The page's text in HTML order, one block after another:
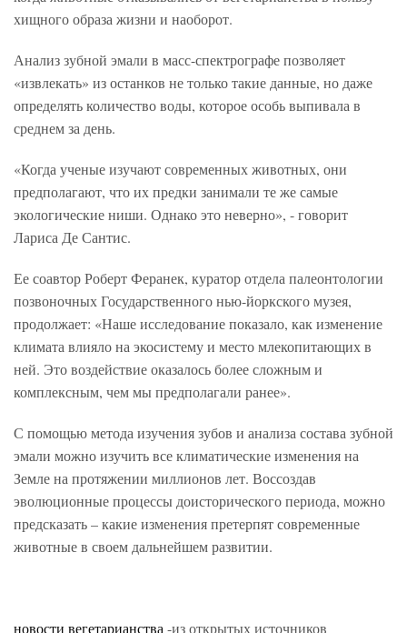
хищного образа жизни и наоборот.
Анализ зубной эмали в масс-спектрографе позволяет
«извлекать» из останков не только такие данные, но даже
определять количество воды, которое особь выпивала в
среднем за день.
«Когда ученые изучают современных животных, они
предполагают, что их предки занимали те же самые
экологические ниши. Однако это неверно», - говорит
Лариса Де Сантис.
Ее соавтор Роберт Феранек, куратор отдела палеонтологии
позвоночных Государственного нью-йоркского музея,
продолжает: «Наше исследование показало, как изменение
климата влияло на экосистему и место млекопитающих в
ней. Это воздействие оказалось более сложным и
комплексным, чем мы предполагали ранее».
С помощью метода изучения зубов и анализа состава зубной
эмали можно изучить все климатические изменения на
Земле на протяжении миллионов лет. Воссоздав
эволюционные процессы доисторического периода, можно
предсказать – какие изменения претерпят современные
животные в своем дальнейшем развитии.
новости вегетарианства -из открытых источников